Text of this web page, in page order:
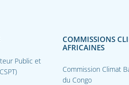
Public et
COMMISSIONS
AFRICAINES
Commission Climat
du Congo